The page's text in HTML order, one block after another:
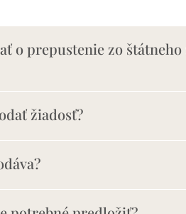
o prepustenie zo štátneho
žiadosť?